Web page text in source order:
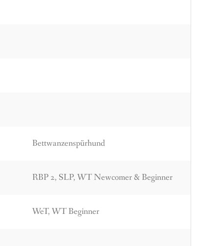
Bettwanzenspürhund
RBP 2, SLP, WT Newcomer & Beginner
WeT, WT Beginner